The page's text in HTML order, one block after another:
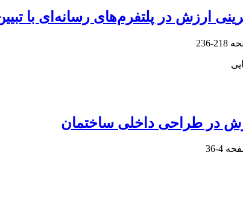
ارزش در پلتفرم‌های رسانه‌ای با
218-236
در طراحی داخلی ساختمان
4-36